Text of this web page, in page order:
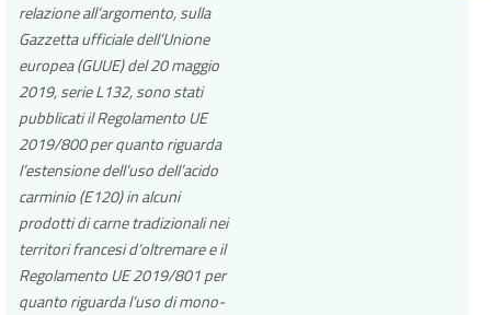
relazione all’argomento, sulla
Gazzetta ufficiale dell’Unione
europea (GUUE) del 20 maggio
2019, serie L132, sono stati
pubblicati il Regolamento UE
2019/800 per quanto riguarda
l’estensione dell’uso dell’acido
carminio (E120) in alcuni
prodotti di carne tradizionali nei
territori francesi d’oltremare e il
Regolamento UE 2019/801 per
quanto riguarda l’uso di mono-